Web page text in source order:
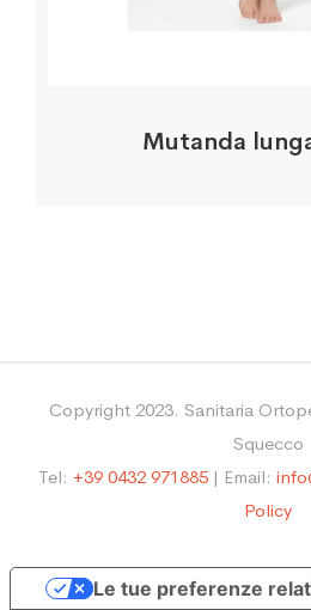
Mutanda
Copyright 2023. Sanitaria
Squecco
Tel: +39 0432 971885 | Email:
Policy
Le tue preferenze